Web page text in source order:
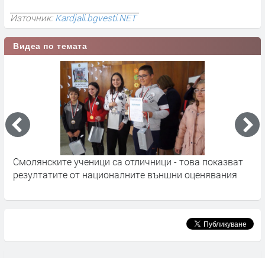
Източник:Kardjali.bgvesti.NET
Видеа по темата
Смолянските ученици са отличници - това показват
резултатите от националните външни оценявания